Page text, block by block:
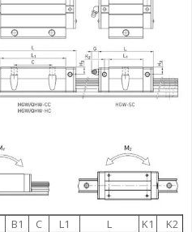
B1 C L1 L K1 K2